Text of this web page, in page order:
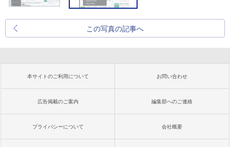
この写真の記事へ
本サイトのご利用について お問い合わせ
広告掲載のご案内 編集部へのご連絡
プライバシーについて 会社概要